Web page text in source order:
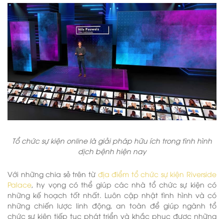
Tổ chức sự kiện online là giải pháp hữu ích trong tình hình
dịch bệnh hiện nay
Với những chia sẻ trên từ địa điểm tổ chức sự kiện Riverside
Palace , hy vọng có thể giúp các nhà tổ chức sự kiện có
những kế hoạch tốt nhất. Luôn cập nhật tình hình và có
những chiến lược linh động, an toàn để giúp ngành tổ
chức sự kiện tiếp tục phát triển và khắc phục được những